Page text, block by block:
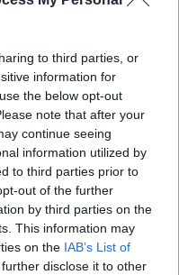
to third parties, or
information for
the below opt-out
note that after your
continue seeing
information utilized by
to third parties prior to
out of the further
by third parties on the
This information may
on the IAB’s List of
disclose it to other
megoldása
is, és nem fogsz
hírekről!